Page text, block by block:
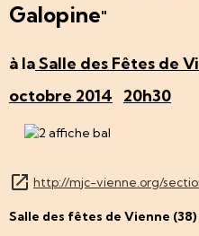
Galopine"
à laSalle des Fêtes de
octobre 2014
20h30
http://mjc-vienne.org/
Salle des fêtes de Vienne (38)